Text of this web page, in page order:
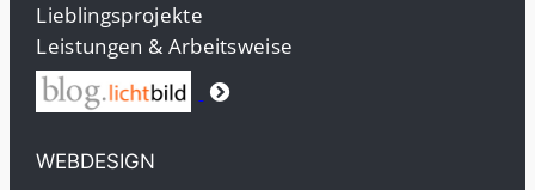
Lieblingsprojekte
Leistungen & Arbeitsweise
WEBDESIGN